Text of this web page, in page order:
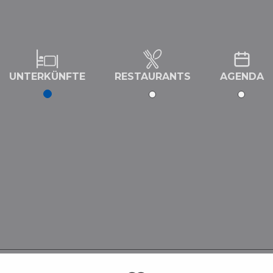
UNTERKÜNFTE RESTAURANTS AGENDA